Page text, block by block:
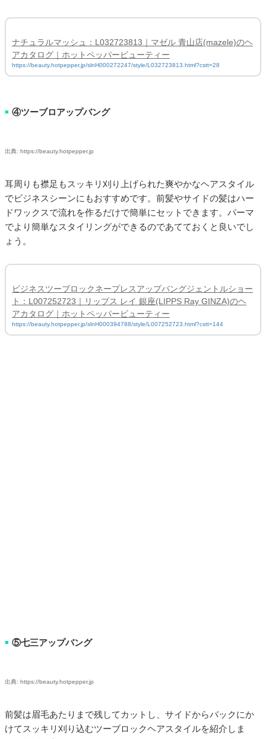
ナチュラルマッシュ：L032723813｜マゼル 青山店(mazele)のヘ
アカタログ｜ホットペッパービューティー
https://beauty.hotpepper.jp/slnH000272247/style/L032723813.html?cstt=28
■ ④ツーブロアップバング
出典: https://beauty.hotpepper.jp
耳周りも襟足もスッキリ刈り上げられた爽やかなヘアスタイル
でビジネスシーンにもおすすめです。前髪やサイドの髪はハー
ドワックスで流れを作るだけで簡単にセットできます。パーマ
でより簡単なスタイリングができるのであてておくと良いでし
ょう。
ビジネスツーブロックネープレスアップバングジェントルショー
ト：L007252723｜リップス レイ 銀座(LIPPS Ray GINZA)のヘ
アカタログ｜ホットペッパービューティー
https://beauty.hotpepper.jp/slnH000394788/style/L007252723.html?cstt=144
■ ⑤七三アップバング
出典: https://beauty.hotpepper.jp
前髪は眉毛あたりまで残してカットし、サイドからバックにか
けてスッキリ刈り込むツーブロックヘアスタイルを紹介しま